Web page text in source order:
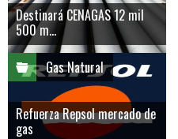
Destinará CENAGAS 12 mil
500 m...
Gas Natural
Refuerza Repsol mercado de
gas